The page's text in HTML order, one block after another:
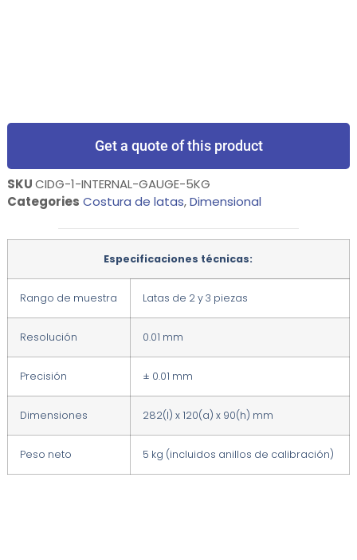
Get a quote of this product
SKUCIDG-1-INTERNAL-GAUGE-5KG
Categories Costura de latas,Dimensional
Especificaciones técnicas:
Rango de muestra Latas de 2 y 3 piezas
Resolución 0.01 mm
Precisión ± 0.01 mm
Dimensiones 282(l) x 120(a) x 90(h) mm
Peso neto 5 kg (incluidos anillos de calibración)